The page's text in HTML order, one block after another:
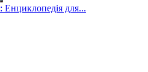
Енциклопедія для...